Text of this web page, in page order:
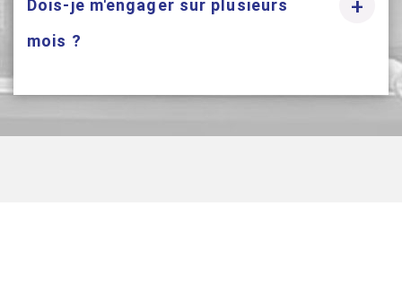
Dois-je m'engager sur plusieurs
mois ?